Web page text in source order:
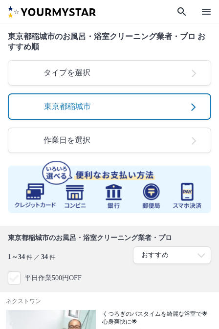
search menu
東京都稲城市のお風呂・浴室クリーニング業者・プロ お
すすめ順
タイプを選択
東京都稲城市
作業日を選択
東京都稲城市のお風呂・浴室クリーニング業者・プロ
1～34 件 ／ 34 件
平日作業500円OFF
ネクストワン
くつろぎのバスタイムを綺麗な浴室で🌟
心身爽快に🌟